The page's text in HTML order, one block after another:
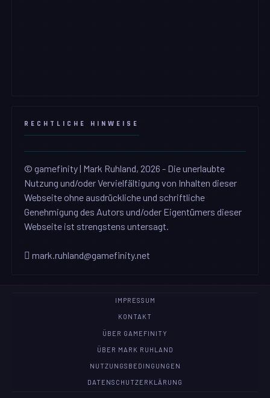
RECHTLICHE HINWEISE
© gamefinity | Mark Ruhland, 2026 - Die unerlaubte
Nutzung und/oder Vervielfältigung von Inhalten dieser
Webseite ohne ausdrückliche und schriftliche
Genehmigung des Autors und/oder Eigentümers dieser
Webseite ist strengstens untersagt.
mark.ruhland@gamefinity.net
IMPRESSUM
KONTAKT
ÜBER GAMEFINITY
ÜBER MARK RUHLAND
NUTZUNGSBEDINGUNGEN
DATENSCHUTZERKLÄRUNG